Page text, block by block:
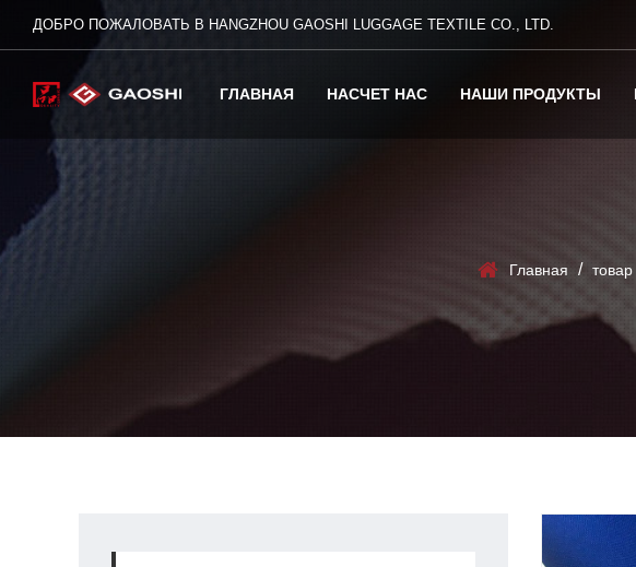
ДОБРО ПОЖАЛОВАТЬ В HANGZHOU GAOSHI LUGGAGE TEXTILE CO., LTD.
ГЛАВНАЯ НАСЧЕТ НАС НАШИ ПРОДУКТЫ
Главная / товар